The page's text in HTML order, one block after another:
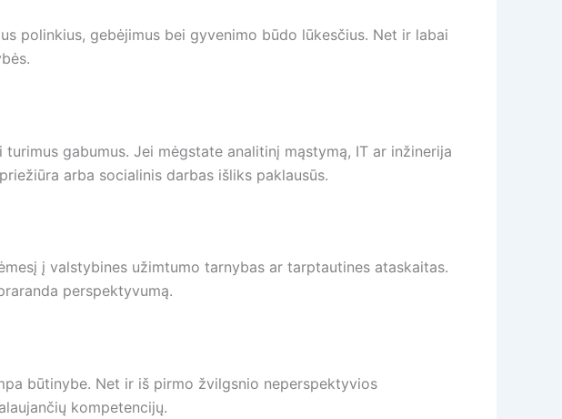
polinkius, gebėjimus bei gyvenimo būdo lūkesčius. Net ir labai
gabumus. Jei mėgstate analitinį mąstymą, IT ar inžinerija
arba socialinis darbas išliks paklausūs.
į valstybines užimtumo tarnybas ar tarptautines ataskaitas.
perspektyvumą.
būtinybe. Net ir iš pirmo žvilgsnio neperspektyvios
kompetencijų.